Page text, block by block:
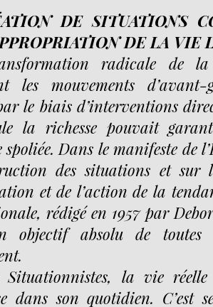
DE SITUATIONS
DE LA VIE
radicale de
les mouvements
le biais d’interventions
la richesse pouvait
spoliée. Dans le manifeste de
des situations et sur
et de l’action de la
rédigé en 1957 par
objectif absolu de
Situationnistes, la vie
dans son quotidien. C’est